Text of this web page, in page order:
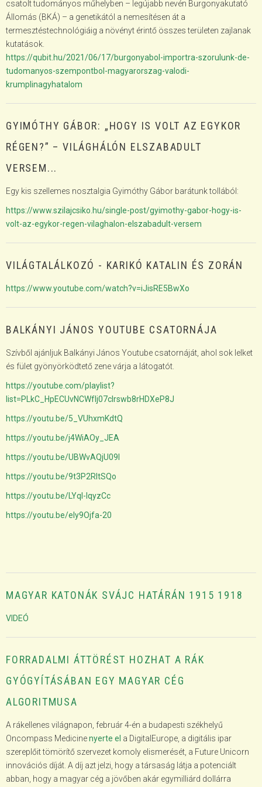
csatolt tudományos műhelyben – legújabb nevén Burgonyakutató
Állomás (BKÁ) – a genetikától a nemesítésen át a
termesztéstechnológiáig a növényt érintő összes területen zajlanak
kutatások.
https://qubit.hu/2021/06/17/burgonyabol-importra-szorulunk-de-
tudomanyos-szempontbol-magyarorszag-valodi-
krumplinagyhatalom
GYIMÓTHY GÁBOR: „HOGY IS VOLT AZ EGYKOR
RÉGEN?” – VILÁGHÁLÓN ELSZABADULT
VERSEM...
Egy kis szellemes nosztalgia Gyimóthy Gábor barátunk tollából:
https://www.szilajcsiko.hu/single-post/gyimothy-gabor-hogy-is-
volt-az-egykor-regen-vilaghalon-elszabadult-versem
VILÁGTALÁLKOZÓ - KARIKÓ KATALIN ÉS ZORÁN
https://www.youtube.com/watch?v=iJisRE5BwXo
BALKÁNYI JÁNOS YOUTUBE CSATORNÁJA
Szívből ajánljuk Balkányi János Youtube csatornáját, ahol sok lelket
és fület gyönyörködtető zene várja a látogatót.
https://youtube.com/playlist?
list=PLkC_HpECUvNCWfIj07clrswb8rHDXeP8J
https://youtu.be/5_VUhxmKdtQ
https://youtu.be/j4WiAOy_JEA
https://youtu.be/UBWvAQjU09I
https://youtu.be/9t3P2RltSQo
https://youtu.be/LYql-IqyzCc
https://youtu.be/eIy9Ojfa-20
MAGYAR KATONÁK SVÁJC HATÁRÁN 1915 1918
VIDEÓ
FORRADALMI ÁTTÖRÉST HOZHAT A RÁK
GYÓGYÍTÁSÁBAN EGY MAGYAR CÉG
ALGORITMUSA
A rákellenes világnapon, február 4-én a budapesti székhelyű
Oncompass Medicinenyerte el a DigitalEurope, a digitális ipar
szereplőit tömörítő szervezet komoly elismerését, a Future Unicorn
innovációs díját. A díj azt jelzi, hogy a társaság látja a potenciált
abban, hogy a magyar cég a jövőben akár egymilliárd dollárra